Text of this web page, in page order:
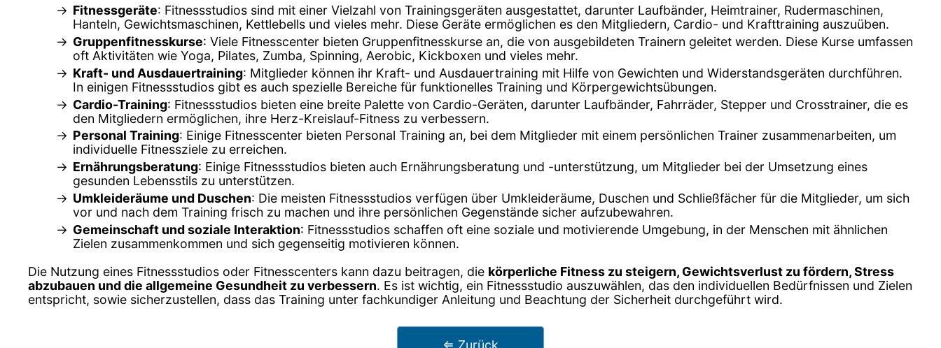
Fitnessgeräte: Fitnessstudios sind mit einer Vielzahl von Trainingsgeräten ausgestattet, darunter Laufbänder, Heimtrainer, Rudermaschinen,
Hanteln, Gewichtsmaschinen, Kettlebells und vieles mehr. Diese Geräte ermöglichen es den Mitgliedern, Cardio- und Krafttraining auszuüben.
Gruppenfitnesskurse: Viele Fitnesscenter bieten Gruppenfitnesskurse an, die von ausgebildeten Trainern geleitet werden. Diese Kurse umfassen
oft Aktivitäten wie Yoga, Pilates, Zumba, Spinning, Aerobic, Kickboxen und vieles mehr.
Kraft- und Ausdauertraining: Mitglieder können ihr Kraft- und Ausdauertraining mit Hilfe von Gewichten und Widerstandsgeräten durchführen.
In einigen Fitnessstudios gibt es auch spezielle Bereiche für funktionelles Training und Körpergewichtsübungen.
Cardio-Training: Fitnessstudios bieten eine breite Palette von Cardio-Geräten, darunter Laufbänder, Fahrräder, Stepper und Crosstrainer, die es
den Mitgliedern ermöglichen, ihre Herz-Kreislauf-Fitness zu verbessern.
Personal Training: Einige Fitnesscenter bieten Personal Training an, bei dem Mitglieder mit einem persönlichen Trainer zusammenarbeiten, um
individuelle Fitnessziele zu erreichen.
Ernährungsberatung: Einige Fitnessstudios bieten auch Ernährungsberatung und -unterstützung, um Mitglieder bei der Umsetzung eines
gesunden Lebensstils zu unterstützen.
Umkleideräume und Duschen: Die meisten Fitnessstudios verfügen über Umkleideräume, Duschen und Schließfächer für die Mitglieder, um sich
vor und nach dem Training frisch zu machen und ihre persönlichen Gegenstände sicher aufzubewahren.
Gemeinschaft und soziale Interaktion: Fitnessstudios schaffen oft eine soziale und motivierende Umgebung, in der Menschen mit ähnlichen
Zielen zusammenkommen und sich gegenseitig motivieren können.
Die Nutzung eines Fitnessstudios oder Fitnesscenters kann dazu beitragen, die körperliche Fitness zu steigern, Gewichtsverlust zu fördern, Stress
abzubauen und die allgemeine Gesundheit zu verbessern. Es ist wichtig, ein Fitnessstudio auszuwählen, das den individuellen Bedürfnissen und Zielen
entspricht, sowie sicherzustellen, dass das Training unter fachkundiger Anleitung und Beachtung der Sicherheit durchgeführt wird.
⇐ Zurück